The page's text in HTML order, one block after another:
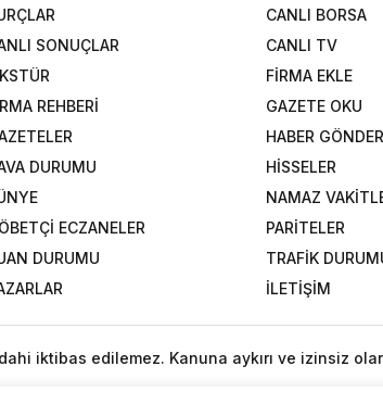
CANLI BORSA
SONUÇLAR
CANLI TV
FİRMA EKLE
REHBERİ
GAZETE OKU
HABER GÖNDER
DURUMU
HİSSELER
NAMAZ
ECZANELER
PARİTELER
DURUMU
TRAFİK
İLETİŞİM
iktibas edilemez. Kanuna aykırı ve izinsiz